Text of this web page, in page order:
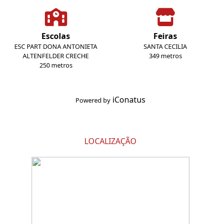
Escolas
ESC PART DONA ANTONIETA
ALTENFELDER CRECHE
250 metros
Feiras
SANTA CECILIA
349 metros
Powered by iConatus
LOCALIZAÇÃO